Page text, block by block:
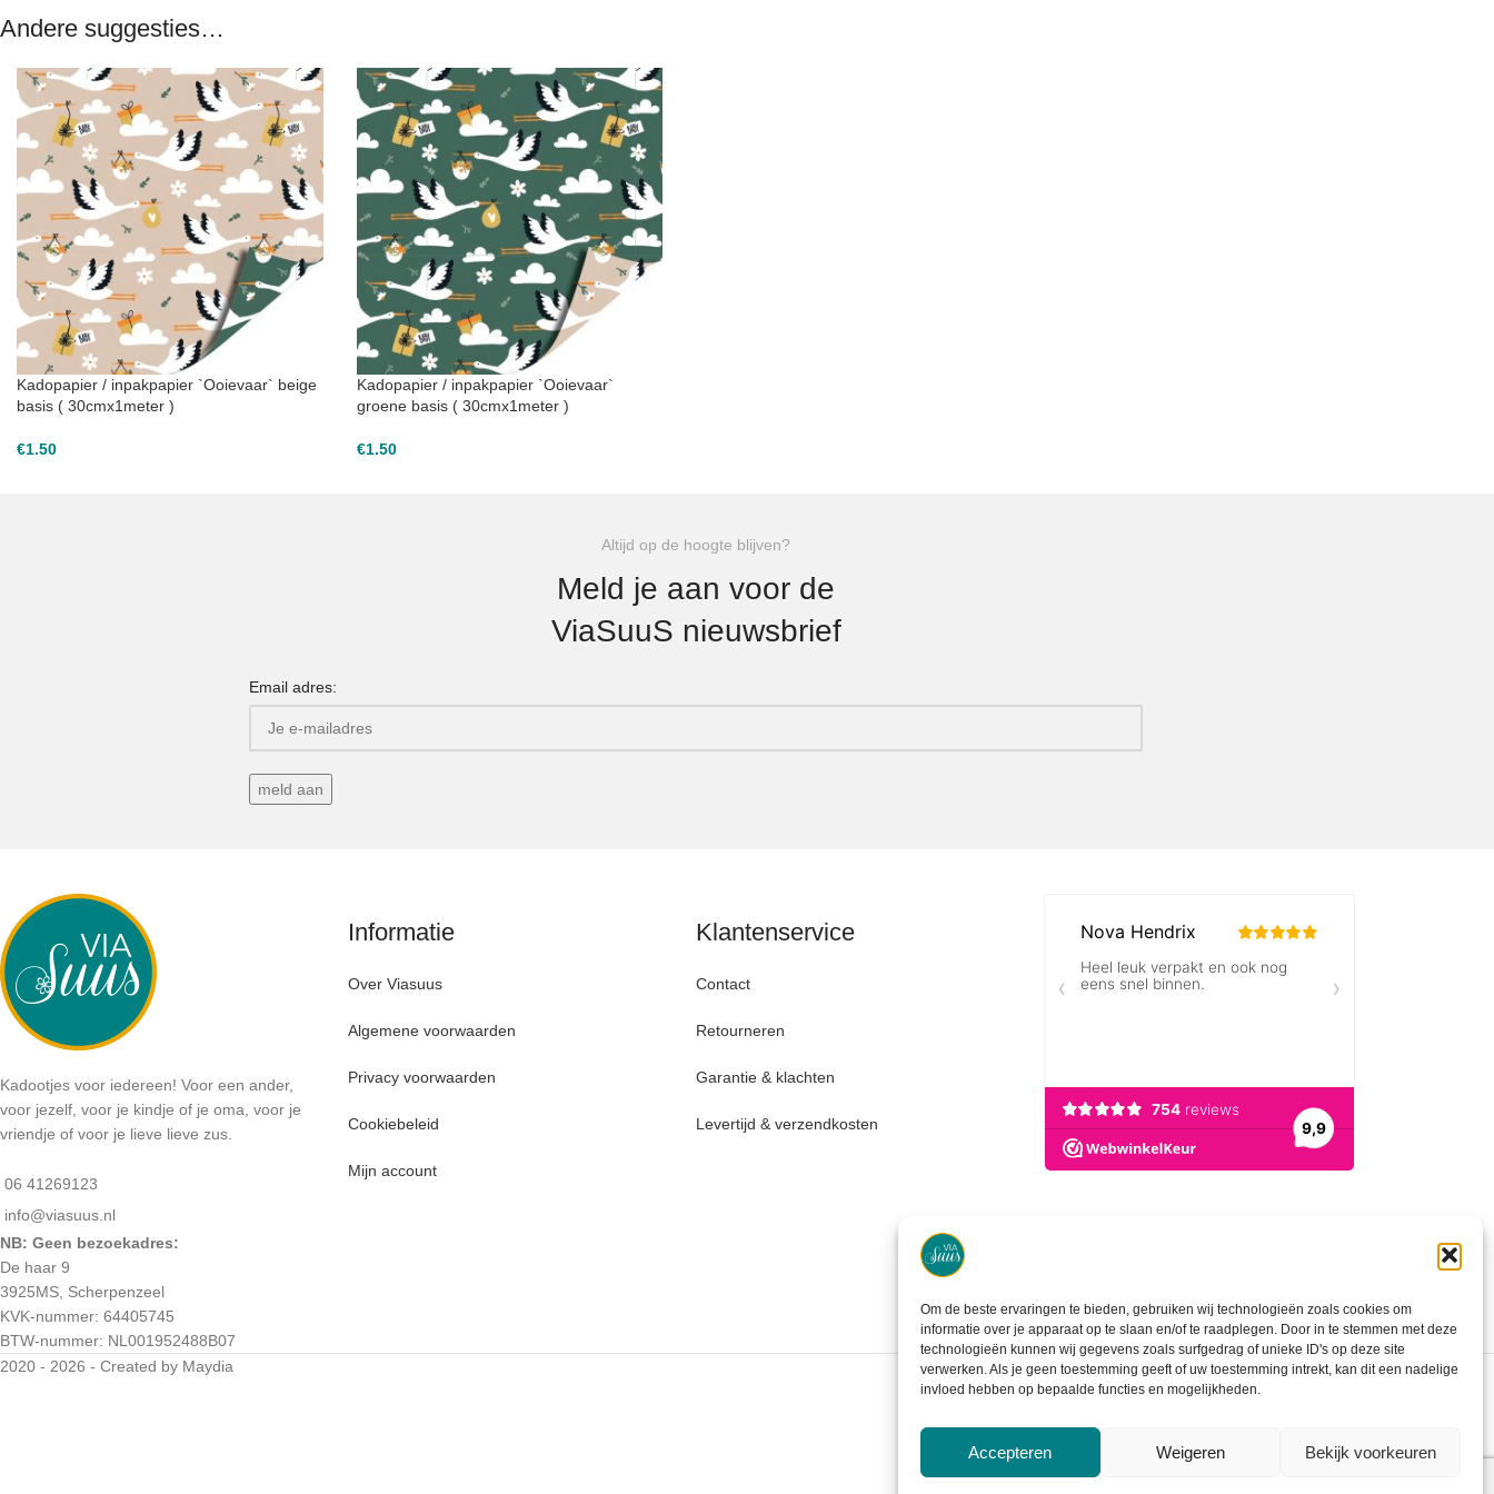
Om de beste ervaringen te bieden, gebruiken wij technologieën zoals cookies om
informatie over je apparaat op te slaan en/of te raadplegen. Door in te stemmen met deze
technologieën kunnen wij gegevens zoals surfgedrag of unieke ID's op deze site
verwerken. Als je geen toestemming geeft of uw toestemming intrekt, kan dit een nadelige
invloed hebben op bepaalde functies en mogelijkheden.
Accepteren Weigeren Bekijk voorkeuren
Andere suggesties…
Kadopapier / inpakpapier `Ooievaar` beige
basis ( 30cmx1meter )
€1.50
Kadopapier / inpakpapier `Ooievaar`
groene basis ( 30cmx1meter )
€1.50
Altijd op de hoogte blijven?
Meld je aan voor de
ViaSuuS nieuwsbrief
Email adres:
Kadootjes voor iedereen! Voor een ander,
voor jezelf, voor je kindje of je oma, voor je
vriendje of voor je lieve lieve zus.
06 41269123
info@viasuus.nl
NB: Geen bezoekadres:
De haar 9
3925MS, Scherpenzeel
KVK-nummer: 64405745
BTW-nummer: NL001952488B07
Informatie
Over Viasuus
Algemene voorwaarden
Privacy voorwaarden
Cookiebeleid
Mijn account
Klantenservice
Contact
Retourneren
Garantie & klachten
Levertijd & verzendkosten
2020 - 2026 - Created by Maydia